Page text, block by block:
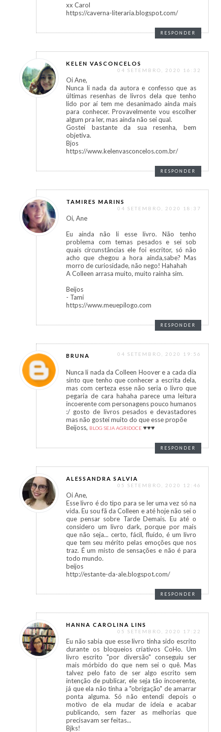
xx Carol
https://caverna-literaria.blogspot.com/
RESPONDER
KELEN VASCONCELOS
04 SETEMBRO, 2020 16:32
Oi Ane,
Nunca li nada da autora e confesso que as
últimas resenhas de livros dela que tenho
lido por aí tem me desanimado ainda mais
para conhecer. Provavelmente vou escolher
algum pra ler, mas ainda não sei qual.
Gostei bastante da sua resenha, bem
objetiva.
Bjos
https://www.kelenvasconcelos.com.br/
RESPONDER
TAMIRES MARINS
04 SETEMBRO, 2020 18:37
Oi, Ane
Eu ainda não li esse livro. Não tenho
problema com temas pesados e sei sob
quais circunstâncias ele foi escritor, só não
acho que chegou a hora ainda,sabe? Mas
morro de curiosidade, não nego! Hahahah
A Colleen arrasa muito, muito rainha sim.
Beijos
- Tami
https://www.meuepilogo.com
RESPONDER
BRUNA 04 SETEMBRO, 2020 19:56
Nunca li nada da Colleen Hoover e a cada dia
sinto que tenho que conhecer a escrita dela,
mas com certeza esse não seria o livro que
pegaria de cara hahaha parece uma leitura
incoerente com personagens pouco humanos
:/ gosto de livros pesados e devastadores
mas não gostei muito do que esse propõe
Beijoss, BLOG SEJA AGRIDOCE ♥️♥️♥️
RESPONDER
ALESSANDRA SALVIA
05 SETEMBRO, 2020 12:46
Oi Ane,
Esse livro é do tipo para se ler uma vez só na
vida. Eu sou fã da Colleen e até hoje não sei o
que pensar sobre Tarde Demais. Eu até o
considero um livro dark, porque por mais
que não seja... certo, fácil, fluído, é um livro
que tem seu mérito pelas emoções que nos
traz. É um misto de sensações e não é para
todo mundo.
beijos
http://estante-da-ale.blogspot.com/
RESPONDER
HANNA CAROLINA LINS
05 SETEMBRO, 2020 17:22
Eu não sabia que esse livro tinha sido escrito
durante os bloqueios criativos CoHo. Um
livro escrito "por diversão" conseguiu ser
mais mórbido do que nem sei o quê. Mas
talvez pelo fato de ser algo escrito sem
intenção de publicar, ele seja tão incoerente,
já que ela não tinha a "obrigação" de amarrar
ponta alguma. Só não entendi depois o
motivo de ela mudar de ideia e acabar
publicando, sem fazer as melhorias que
precisavam ser feitas...
Bjks!